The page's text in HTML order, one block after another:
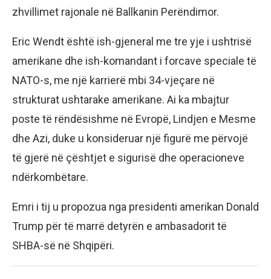
zhvillimet rajonale në Ballkanin Perëndimor.
Eric Wendt është ish-gjeneral me tre yje i ushtrisë
amerikane dhe ish-komandant i forcave speciale të
NATO-s, me një karrierë mbi 34-vjeçare në
strukturat ushtarake amerikane. Ai ka mbajtur
poste të rëndësishme në Evropë, Lindjen e Mesme
dhe Azi, duke u konsideruar një figurë me përvojë
të gjerë në çështjet e sigurisë dhe operacioneve
ndërkombëtare.
Emri i tij u propozua nga presidenti amerikan Donald
Trump për të marrë detyrën e ambasadorit të
SHBA-së në Shqipëri.